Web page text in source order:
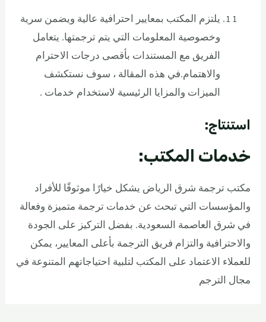
يلتزم المكتب بمعايير احترافية عالية ويضمن سرية
وخصوصية المعلومات التي يتم ترجمتها. يتعامل
الفريق مع المستندات بأقصى درجات الاحترام
والاهتمام.في هذه المقالة ، سوف نستكشف
الميزات والمزايا الرئيسية لاستخدام خدمات .
استنتاج:
خدمات المكتب:
مكتب ترجمة شرق الرياض يشكل خيارًا موثوقًا للأفراد
والمؤسسات التي تبحث عن خدمات ترجمة متميزة وفعالة
في شرق العاصمة السعودية. بفضل التركيز على الجودة
والاحترافية والتزام فريق الترجمة بأعلى المعايير، يمكن
للعملاء الاعتماد على المكتب لتلبية احتياجاتهم المتنوعة في
مجال الترجم